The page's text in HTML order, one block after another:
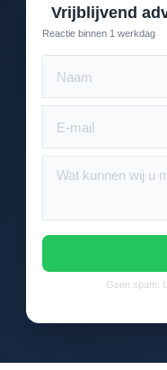
Vrijblijvend
Reactie binnen 1 werkdag
Geen spam.